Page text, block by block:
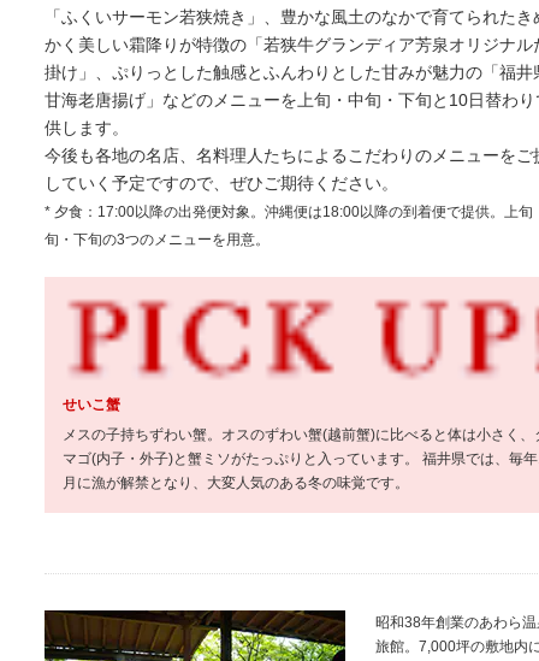
「ふくいサーモン若狭焼き」、豊かな風土のなかで育てられたき
かく美しい霜降りが特徴の「若狭牛グランディア芳泉オリジナル
掛け」、ぷりっとした触感とふんわりとした甘みが魅力の「福井
甘海老唐揚げ」などのメニューを上旬・中旬・下旬と10日替わり
供します。
今後も各地の名店、名料理人たちによるこだわりのメニューをご
していく予定ですので、ぜひご期待ください。
* 夕食：17:00以降の出発便対象。沖縄便は18:00以降の到着便で提供。上旬
旬・下旬の3つのメニューを用意。
せいこ蟹
メスの子持ちずわい蟹。オスのずわい蟹(越前蟹)に比べると体は小さく、
マゴ(内子・外子)と蟹ミソがたっぷりと入っています。 福井県では、毎
月に漁が解禁となり、大変人気のある冬の味覚です。
昭和38年創業のあわら
旅館。7,000坪の敷地内